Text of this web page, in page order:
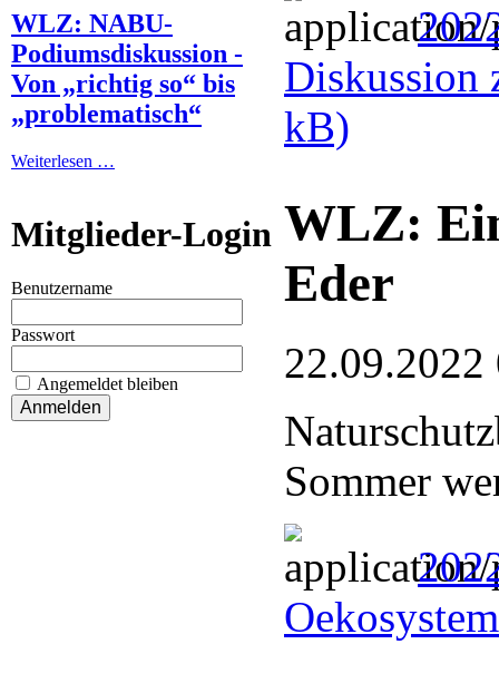
WLZ: NABU-
Podiumsdiskussion -
Von „richtig so“ bis
„problematisch“
Weiterlesen …
Mitglieder-Login
Benutzername
Passwort
Angemeldet bleiben
Diskussion
kB)
WLZ:
Eder
22.09.2022
Sommer